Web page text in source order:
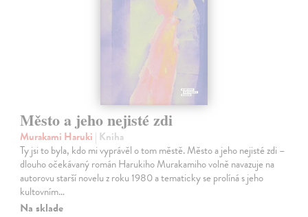
Město a jeho nejisté zdi
Murakami Haruki | Kniha
Ty jsi to byla, kdo mi vyprávěl o tom městě. Město a jeho nejisté zdi –
dlouho očekávaný román Harukiho Murakamiho volně navazuje na
autorovu starší novelu z roku 1980 a tematicky se prolíná s jeho
kultovním…
Na sklade